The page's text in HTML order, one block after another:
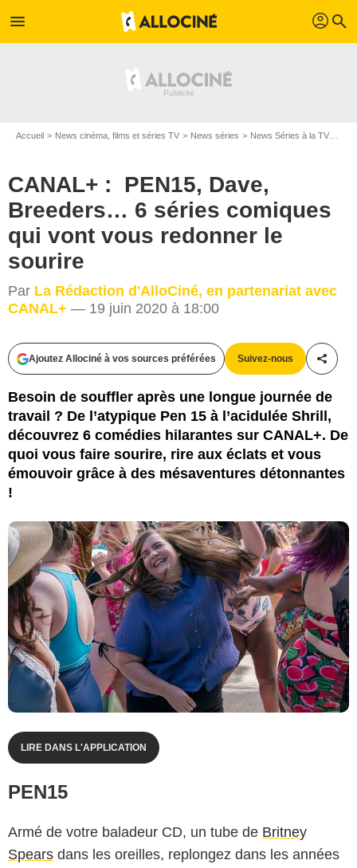
menu profil search
Accueil News cinéma, films et séries TV News séries News Séries à la TV
CANAL+ : PEN15, Dave,
Breeders… 6 séries comiques
qui vont vous redonner le
sourire
Par La Rédaction d'AlloCiné, en partenariat avec
CANAL+ — 19 juin 2020 à 18:00
Ajoutez Allociné à vos sources préférées Suivez-nous
Besoin de souffler après une longue journée de
travail ? De l’atypique Pen 15 à l’acidulée Shrill,
découvrez 6 comédies hilarantes sur CANAL+. De
quoi vous faire sourire, rire aux éclats et vous
émouvoir grâce à des mésaventures détonnantes
!
LIRE DANS L'APPLICATION
PEN15
Armé de votre baladeur CD, un tube de Britney
Spears dans les oreilles, replongez dans les années